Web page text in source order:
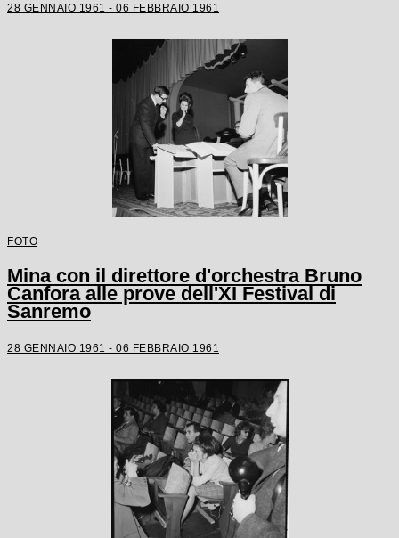
28 GENNAIO 1961 - 06 FEBBRAIO 1961
FOTO
Mina con il direttore d'orchestra Bruno
Canfora alle prove dell'XI Festival di
Sanremo
28 GENNAIO 1961 - 06 FEBBRAIO 1961